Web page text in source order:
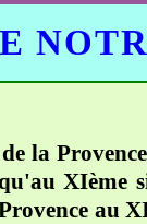
la
XIème
au